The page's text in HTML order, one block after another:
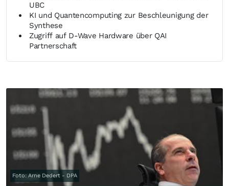
UBC
KI und Quantencomputing zur Beschleunigung der
Synthese
Zugriff auf D-Wave Hardware über QAI
Partnerschaft
Foto: Arne Dedert - DPA